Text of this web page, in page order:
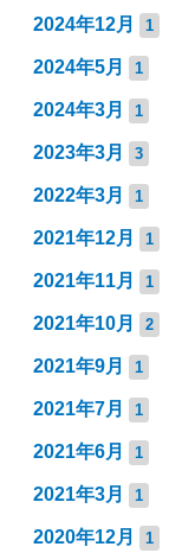
2024年12月 1
2024年5月 1
2024年3月 1
2023年3月 3
2022年3月 1
2021年12月 1
2021年11月 1
2021年10月 2
2021年9月 1
2021年7月 1
2021年6月 1
2021年3月 1
2020年12月 1